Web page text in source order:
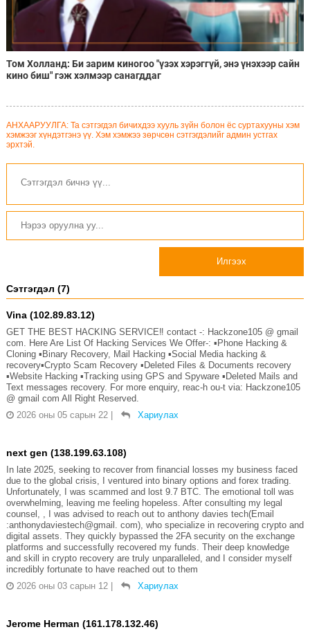
Том Холланд: Би зарим киногоо "үзэх хэрэггүй, энэ үнэхээр сайн
кино биш" гэж хэлмээр санагддаг
АНХААРУУЛГА: Та сэтгэгдэл бичихдээ хууль зүйн болон ёс суртахууны хэм
хэмжээг хүндэтгэнэ үү. Хэм хэмжээ зөрчсөн сэтгэгдэлийг админ устгах
эрхтэй.
Илгээх
Сэтгэгдэл (7)
Vina (102.89.83.12)
GET THE BEST HACKING SERVICE‼️ contact -: Hackzone105 @ gmail
com. Here Are List Of Hacking Services We Offer-: ▪️Phone Hacking &
Cloning ▪️Binary Recovery, Mail Hacking ▪️Social Media hacking &
recovery▪️Crypto Scam Recovery ▪️Deleted Files & Documents recovery
▪️Website Hacking ▪️Tracking using GPS and Spyware ▪️Deleted Mails and
Text messages recovery. For more enquiry, reac-h ou-t via: Hackzone105
@ gmail com All Right Reserved.
2026 оны 05 сарын 22 | Хариулах
next gen (138.199.63.108)
In late 2025, seeking to recover from financial losses my business faced
due to the global crisis, I ventured into binary options and forex trading.
Unfortunately, I was scammed and lost 9.7 BTC. The emotional toll was
overwhelming, leaving me feeling hopeless. After consulting my legal
counsel, , I was advised to reach out to anthony davies tech(Email
:anthonydaviestech@gmail. com), who specialize in recovering crypto and
digital assets. They quickly bypassed the 2FA security on the exchange
platforms and successfully recovered my funds. Their deep knowledge
and skill in crypto recovery are truly unparalleled, and I consider myself
incredibly fortunate to have reached out to them
2026 оны 03 сарын 12 | Хариулах
Jerome Herman (161.178.132.46)